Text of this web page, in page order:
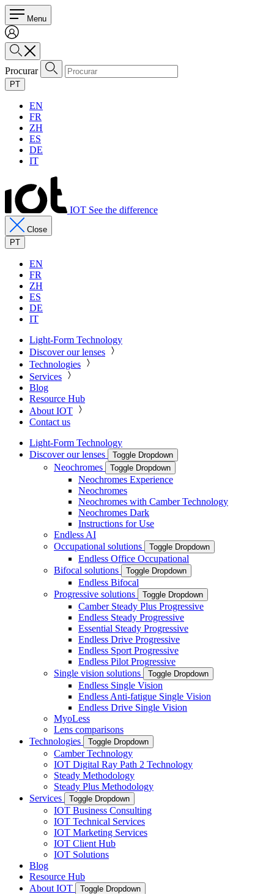
Menu
Procurar
PT
EN
FR
ZH
ES
DE
IT
IOT See the difference
Close
PT
EN
FR
ZH
ES
DE
IT
Light-Form Technology
Discover our lenses
Technologies
Services
Blog
Resource Hub
About IOT
Contact us
Light-Form Technology
Discover our lenses
Toggle Dropdown
Neochromes Toggle Dropdown
Neochromes Experience
Neochromes
Neochromes with Camber Technology
Neochromes Dark
Instructions for Use
Endless AI
Occupational solutions
Toggle Dropdown
Endless Office Occupational
Bifocal solutions
Toggle Dropdown
Endless Bifocal
Progressive solutions
Toggle Dropdown
Camber Steady Plus Progressive
Endless Steady Progressive
Essential Steady Progressive
Endless Drive Progressive
Endless Sport Progressive
Endless Pilot Progressive
Single vision solutions
Toggle Dropdown
Endless Single Vision
Endless Anti-fatigue Single Vision
Endless Drive Single Vision
MyoLess
Lens comparisons
Technologies
Toggle Dropdown
Camber Technology
IOT Digital Ray Path 2 Technology
Steady Methodology
Steady Plus Methodology
Services
Toggle Dropdown
IOT Business Consulting
IOT Technical Services
IOT Marketing Services
IOT Client Hub
IOT Solutions
Blog
Resource Hub
About IOT
Toggle Dropdown